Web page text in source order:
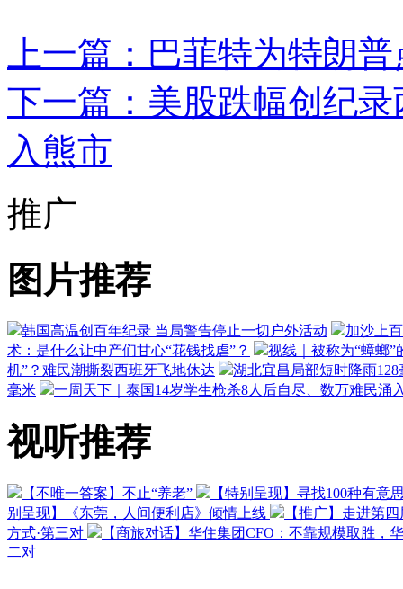
上一篇：巴菲特为特朗
下一篇：美股跌幅创纪
入熊市
推广
图片推荐
韩国高温创百年纪录 当局警告停止一切户外活动
加沙上
术：是什么让中产们甘心“花钱找虐”？
视线｜被称为“蟑螂
机”？难民潮撕裂西班牙飞地休达
湖北宜昌局部短时降雨
毫米
一周天下｜泰国14岁学生枪杀8人后自尽、数万难民涌
视听推荐
【不唯一答案】不止“养老”
【特别呈现】寻找100种有意
别呈现】《东莞，人间便利店》倾情上线
【推广】走进第
方式·第三对
【商旅对话】华住集团CFO：不靠规模取胜，
二对